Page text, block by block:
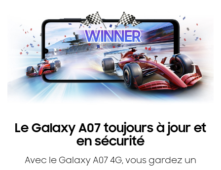
Le Galaxy A07 toujours à jour et
en sécurité
Avec le Galaxy A07 4G, vous gardez un